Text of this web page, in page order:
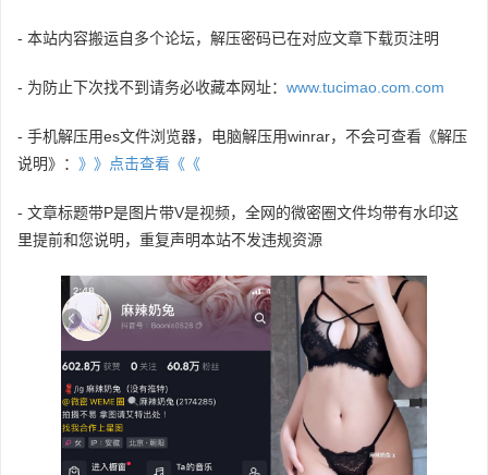
- 本站内容搬运自多个论坛，解压密码已在对应文章下载页注明
- 为防止下次找不到请务必收藏本网址： www.tucimao.com.com
- 手机解压用es文件浏览器，电脑解压用winrar，不会可查看《解压
说明》： 》》点击查看《《
- 文章标题带P是图片带V是视频，全网的微密圈文件均带有水印这
里提前和您说明，重复声明本站不发违规资源